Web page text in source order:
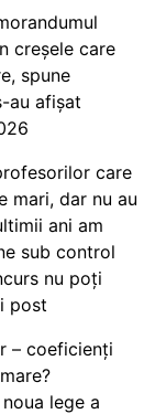
creșele care
spune
au afișat
care
mari, dar nu au
ani am
sub control
nu poți
post
– coeficienți
lege a